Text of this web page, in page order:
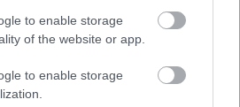
to enable storage
of the website or app.
to enable storage
korszerűsít és négy új,
létre az MKIF az M1-es
és jelzőlámpás